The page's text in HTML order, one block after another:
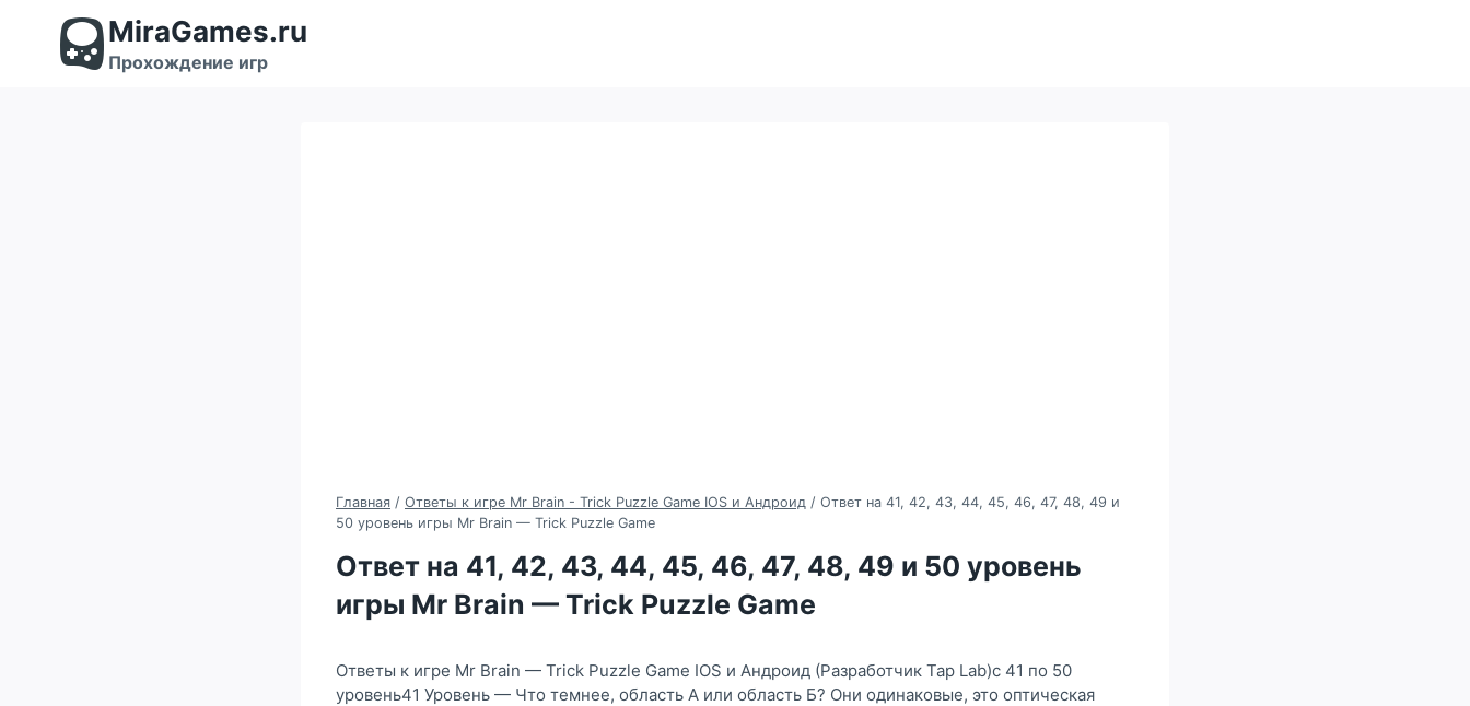
содержимому
MiraGames.ru
Прохождение игр
Главная / Ответы к игре Mr Brain - Trick Puzzle Game IOS и Андроид / Ответ на 41, 42, 43, 44, 45, 46, 47, 48, 49 и
50 уровень игры Mr Brain — Trick Puzzle Game
Ответ на 41, 42, 43, 44, 45, 46, 47, 48, 49 и 50 уровень
игры Mr Brain — Trick Puzzle Game
Ответы к игре Mr Brain — Trick Puzzle Game IOS и Андроид (Разработчик Tap Lab)с 41 по 50
уровень41 Уровень — Что темнее, область А или область Б? Они одинаковые, это оптическая